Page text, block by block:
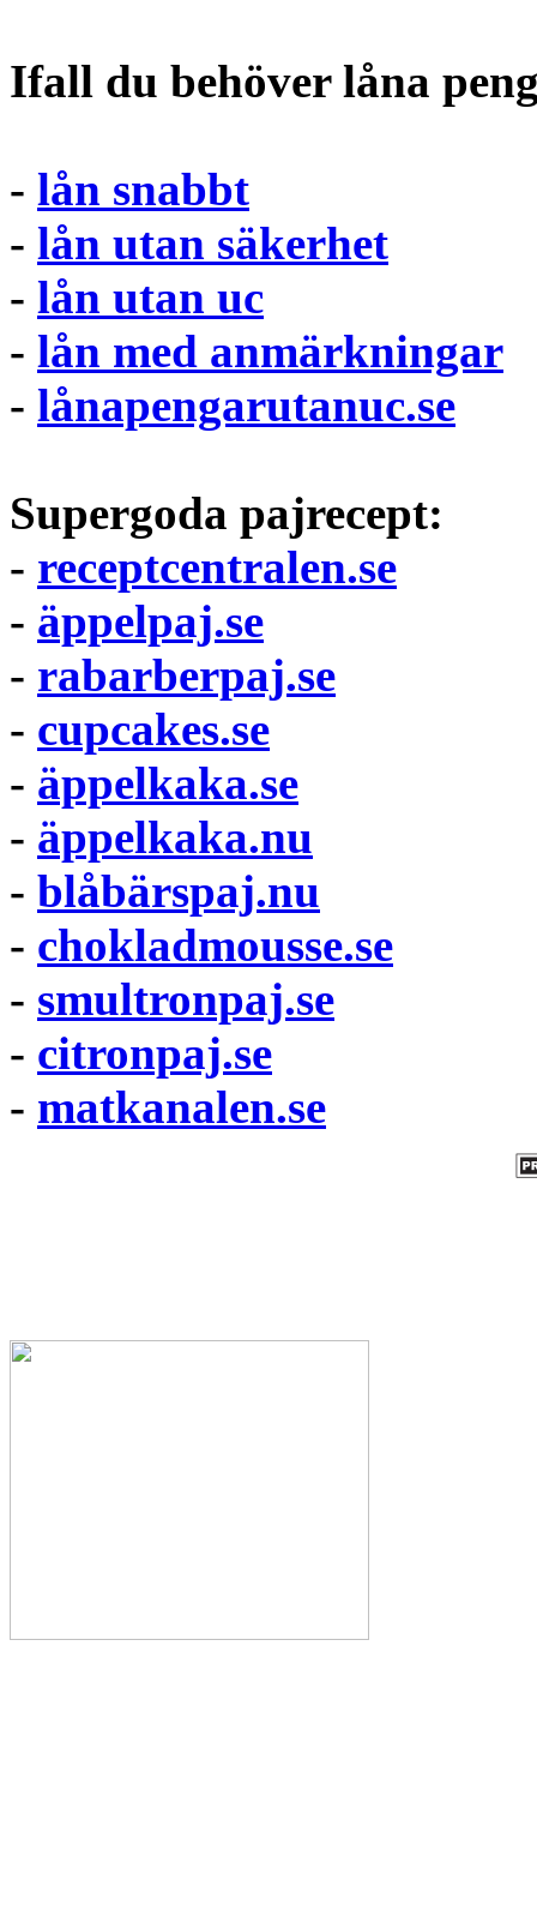
Ifall du behöver låna
- lån snabbt
- lån utan säkerhet
- lån utan uc
- lån med anmärkningar
- lånapengarutanuc.se
Supergoda pajrecept:
- receptcentralen.se
- äppelpaj.se
- rabarberpaj.se
- cupcakes.se
- äppelkaka.se
- äppelkaka.nu
- blåbärspaj.nu
- chokladmousse.se
- smultronpaj.se
- citronpaj.se
- matkanalen.se